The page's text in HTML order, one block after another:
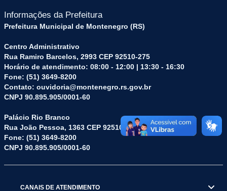
Informações da Prefeitura
Prefeitura Municipal de Montenegro (RS)
Centro Administrativo
Rua Ramiro Barcelos, 2993 CEP 92510-275
Horário de atendimento: 08:00 - 12:00 | 13:30 - 16:30
Fone: (51) 3649-8200
Contato: ouvidoria@montenegro.rs.gov.br
CNPJ 90.895.905/0001-60
Palácio Rio Branco
Rua João Pessoa, 1363 CEP 92510-045
Fone: (51) 3649-8200
CNPJ 90.895.905/0001-60
CANAIS DE ATENDIMENTO